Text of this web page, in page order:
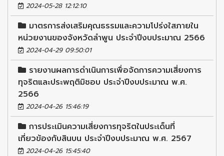
2024-05-28 12:12:10
มาตรการส่งเสริมคุณธรรมและความโปร่งใสภายใน
หน่วยงานของจังหวัดลำพูน ประจำปีงบประมาณ 2566
2024-04-29 09:50:01
รายงานผลการดำเนินการเพื่อจัดการความเสี่ยงการ
ทุจริตและประพฤติมิชอบ ประจำปีงบประมาณ พ.ศ.
2566
2024-04-26 15:46:19
การประเมินความเสี่ยงการทุจริตในประเด็นที่
เกี่ยวข้องกับสินบน ประจำปีงบประมาณ พ.ศ. 2567
2024-04-26 15:45:40